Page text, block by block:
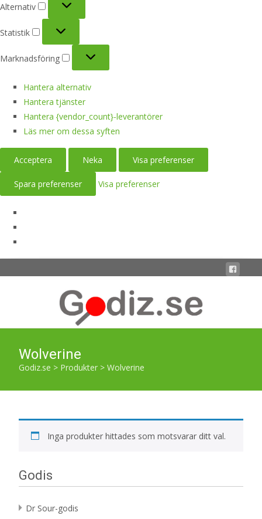
Alternativ
Statistik
Marknadsföring
Hantera alternativ
Hantera tjänster
Hantera {vendor_count}-leverantörer
Läs mer om dessa syften
Acceptera Neka Visa preferenser
Spara preferenser Visa preferenser
Wolverine
Godiz.se > Produkter > Wolverine
Inga produkter hittades som motsvarar ditt val.
Godis
Dr Sour-godis